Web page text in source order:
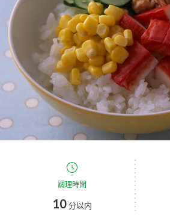
お酢ドリンク
みりん風・料理酒
スープ
キャンペーン情報
ブランド・スペシャルサイト
ブランド・スペシャルサイト トップ
商品ブランドサイト
Fibee（ファイビー）
くらしプラ酢
お酢ドリンク
企業情報
国内事業概要
企業理念
ミツカンを知る
環境への取り組み
調理時間
10分以内